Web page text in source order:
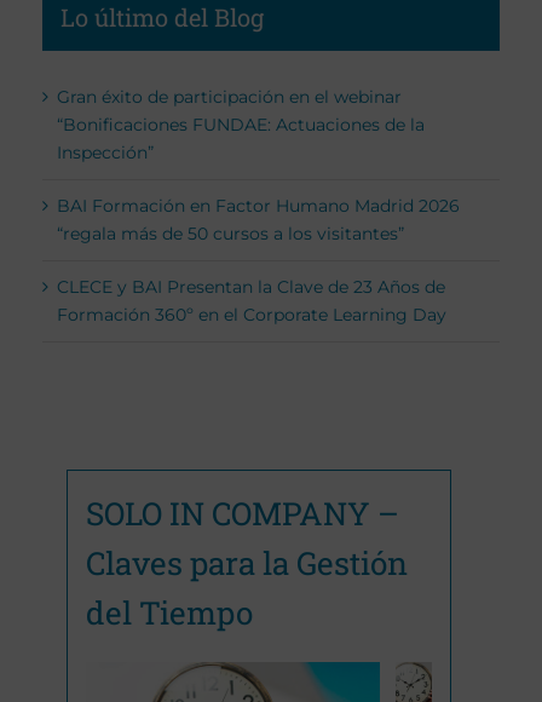
SOLO IN COMPANY –
Claves para la Gestión
del Tiempo
Lo último del Blog
Gran éxito de participación en el webinar
“Bonificaciones FUNDAE: Actuaciones de la
Inspección”
BAI Formación en Factor Humano Madrid 2026
“regala más de 50 cursos a los visitantes”
CLECE y BAI Presentan la Clave de 23 Años de
Formación 360º en el Corporate Learning Day